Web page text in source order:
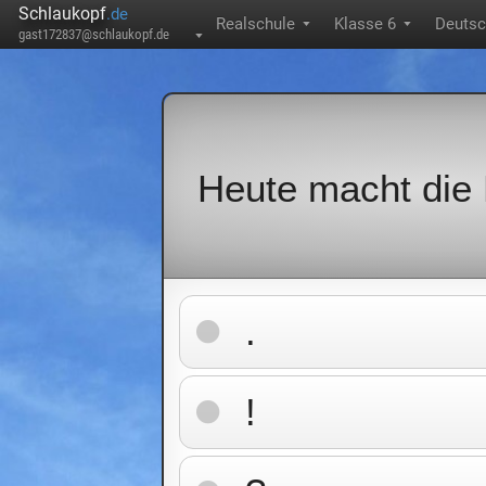
Schlaukopf.de
gast172837@schlaukopf.de ▼
Realschule ▼ Klasse 6 ▼
Heute macht
.
!